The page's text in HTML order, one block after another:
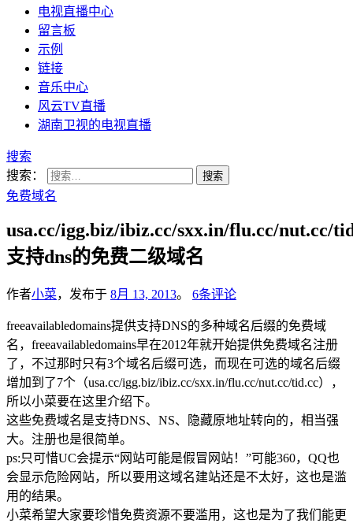
电视直播中心
留言板
示例
链接
音乐中心
风云TV直播
湖南卫视的电视直播
搜索
搜索：
免费域名
usa.cc/igg.biz/ibiz.cc/sxx.in/flu.cc/nut.cc/
支持dns的免费二级域名
作者小菜，发布于 8月 13, 2013。 6条评论
freeavailabledomains提供支持DNS的多种域名后缀的免费域
名，freeavailabledomains早在2012年就开始提供免费域名注册
了，不过那时只有3个域名后缀可选，而现在可选的域名后缀
增加到了7个（usa.cc/igg.biz/ibiz.cc/sxx.in/flu.cc/nut.cc/tid.cc），
所以小菜要在这里介绍下。
这些免费域名是支持DNS、NS、隐藏原地址转向的，相当强
大。注册也是很简单。
ps:只可惜UC会提示“网站可能是假冒网站！”可能360，QQ也
会显示危险网站，所以要用这域名建站还是不太好，这也是滥
用的结果。
小菜希望大家要珍惜免费资源不要滥用，这也是为了我们能更